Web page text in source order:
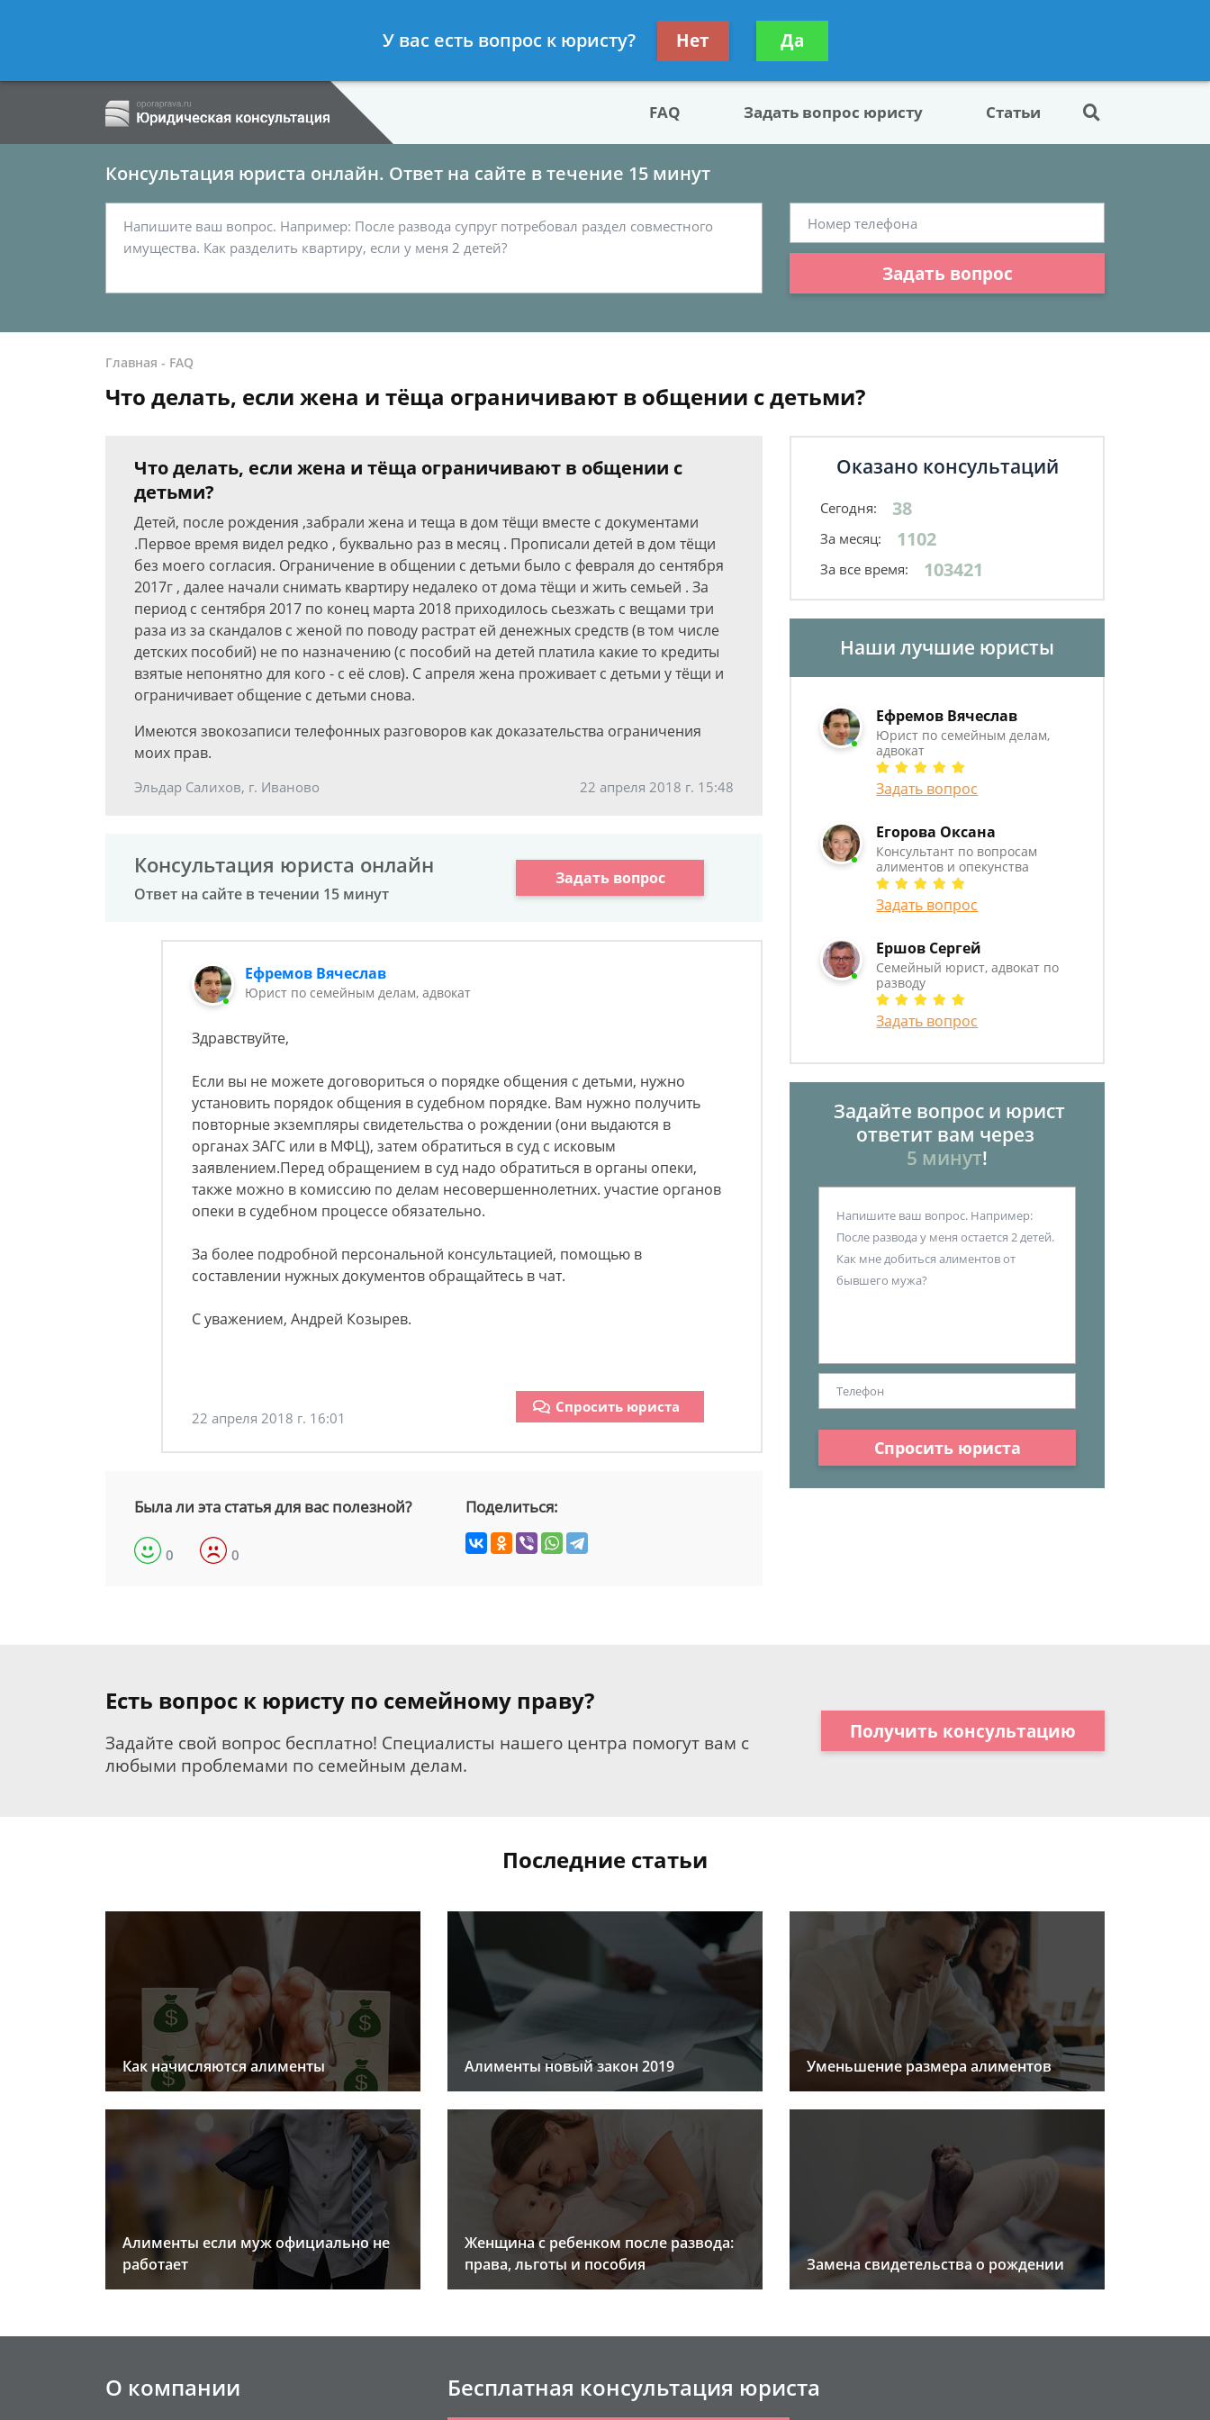
- Семейный юрист, адвокат по разводу
Получите консультацию
бесплатно
FAQ Задать вопрос юристу Статьи
Консультация юриста онлайн. Ответ на сайте в течение 15 минут
Задать вопрос
Главная - FAQ
Что делать, если жена и тёща ограничивают в общении с детьми?
Что делать, если жена и тёща ограничивают в общении с
детьми?
Детей, после рождения ,забрали жена и теща в дом тёщи вместе с документами
.Первое время видел редко , буквально раз в месяц . Прописали детей в дом тёщи
без моего согласия. Ограничение в общении с детьми было с февраля до сентября
2017г , далее начали снимать квартиру недалеко от дома тёщи и жить семьей . За
период с сентября 2017 по конец марта 2018 приходилось сьезжать с вещами три
раза из за скандалов с женой по поводу растрат ей денежных средств (в том числе
детских пособий) не по назначению (с пособий на детей платила какие то кредиты
взятые непонятно для кого - с её слов). С апреля жена проживает с детьми у тёщи и
ограничивает общение с детьми снова.
Имеются звокозаписи телефонных разговоров как доказательства ограничения
моих прав.
Эльдар Салихов, г. Иваново 22 апреля 2018 г. 15:48
Консультация юриста онлайн
Ответ на сайте в течении 15 минут
Задать вопрос
Ефремов Вячеслав
Юрист по семейным делам, адвокат
Здравствуйте,
Если вы не можете договориться о порядке общения с детьми, нужно
установить порядок общения в судебном порядке. Вам нужно получить
повторные экземпляры свидетельства о рождении (они выдаются в
органах ЗАГС или в МФЦ), затем обратиться в суд с исковым
заявлением.Перед обращением в суд надо обратиться в органы опеки,
также можно в комиссию по делам несовершеннолетних. участие органов
опеки в судебном процессе обязательно.
За более подробной персональной консультацией, помощью в
составлении нужных документов обращайтесь в чат.
С уважением, Андрей Козырев.
22 апреля 2018 г. 16:01
Спросить юриста
Была ли эта статья для вас полезной?
0 0
Поделиться:
Оказано консультаций
Сегодня: 38
За месяц: 1102
За все время: 103421
Наши лучшие юристы
Ефремов Вячеслав
Юрист по семейным делам,
адвокат
Задать вопрос
Егорова Оксана
Консультант по вопросам
алиментов и опекунства
Задать вопрос
Ершов Сергей
Семейный юрист, адвокат по
разводу
Задать вопрос
Задайте вопрос и юрист
ответит вам через
5 минут!
Спросить юриста
Есть вопрос к юристу по семейному праву?
Задайте свой вопрос бесплатно! Специалисты нашего центра помогут вам с
любыми проблемами по семейным делам.
Получить консультацию
Последние статьи
Как начисляются алименты Алименты новый закон 2019 Уменьшение размера алиментов
Алименты если муж официально не
работает
Женщина с ребенком после развода:
права, льготы и пособия
Замена свидетельства о рождении
О компании Бесплатная консультация юриста
У вас есть вопрос к юристу? Нет Да